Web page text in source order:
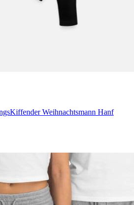
Kiffender Weihnachtsmann Hanf